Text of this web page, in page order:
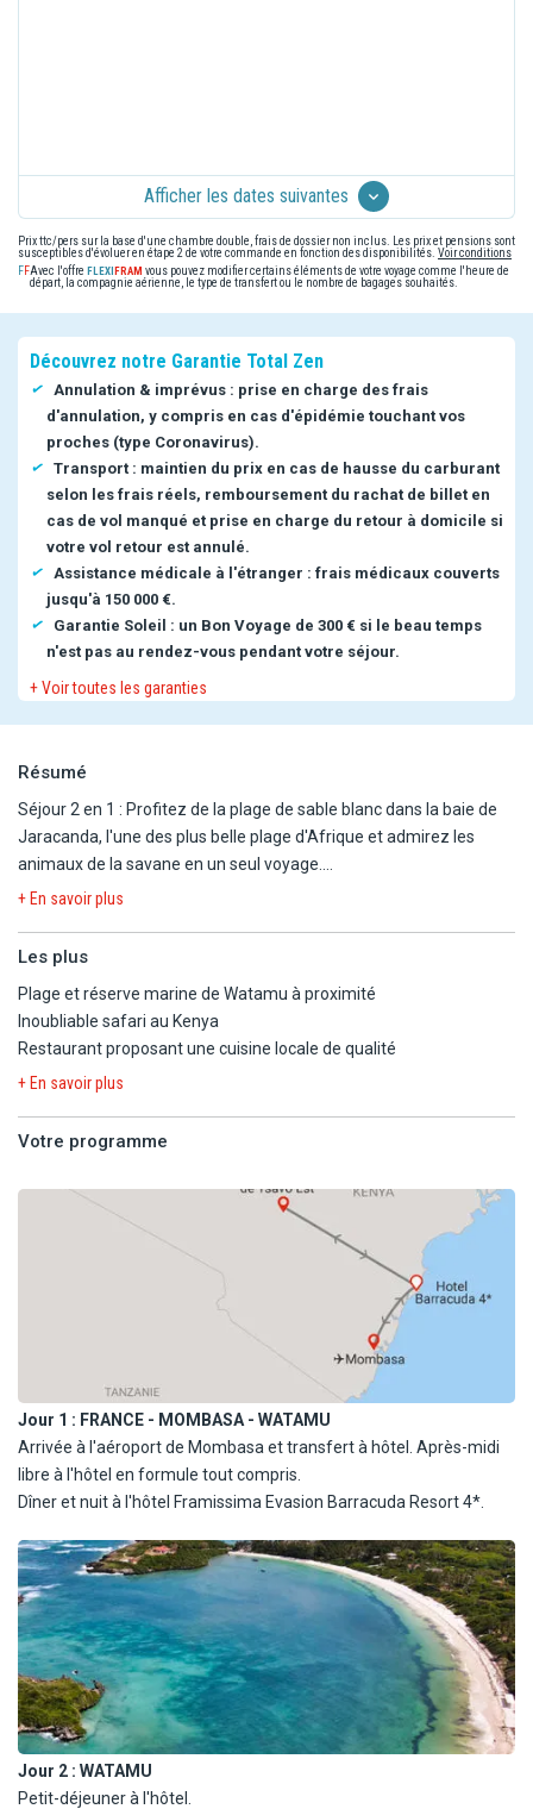
Afficher les dates suivantes
Prix ttc/pers sur la base d'une chambre double, frais de dossier non inclus. Les prix et pensions sont
susceptibles d'évoluer en étape 2 de votre commande en fonction des disponibilités. Voir conditions
Avec l'offre
vous pouvez modifier certains éléments de votre voyage comme l'heure de
départ, la compagnie aérienne, le type de transfert ou le nombre de bagages souhaités.
Découvrez notre Garantie Total Zen
Annulation & imprévus : prise en charge des frais
d'annulation, y compris en cas d'épidémie touchant vos
proches (type Coronavirus).
Transport : maintien du prix en cas de hausse du carburant
selon les frais réels, remboursement du rachat de billet en
cas de vol manqué et prise en charge du retour à domicile si
votre vol retour est annulé.
Assistance médicale à l'étranger : frais médicaux couverts
jusqu'à 150 000 €.
Garantie Soleil : un Bon Voyage de 300 € si le beau temps
n'est pas au rendez-vous pendant votre séjour.
+ Voir toutes les garanties
Résumé
Séjour 2 en 1 : Profitez de la plage de sable blanc dans la baie de
Jaracanda, l'une des plus belle plage d'Afrique et admirez les
animaux de la savane en un seul voyage.
Durant votre séjour à l'hôtel Framissima Evasion Barracuda Resort
le soleil du Kenya !
parcourez le parc et admirez les vastes plaines d'acacias
parsemée de marécages où vous pourrez observer les plus beaux
animaux de la savane tel que les zèbres, les lions, les gnous, les
girafes et les guépards.
+ En savoir plus
Les plus
Plage et réserve marine de Watamu à proximité
Inoubliable safari au Kenya
Restaurant proposant une cuisine locale de qualité
+ En savoir plus
Votre programme
Jour 1 : FRANCE - MOMBASA - WATAMU
Arrivée à l'aéroport de Mombasa et transfert à hôtel. Après-midi
libre à l'hôtel en formule tout compris.
Dîner et nuit à l'hôtel Framissima Evasion Barracuda Resort 4*.
Jour 2 : WATAMU
Petit-déjeuner à l'hôtel.